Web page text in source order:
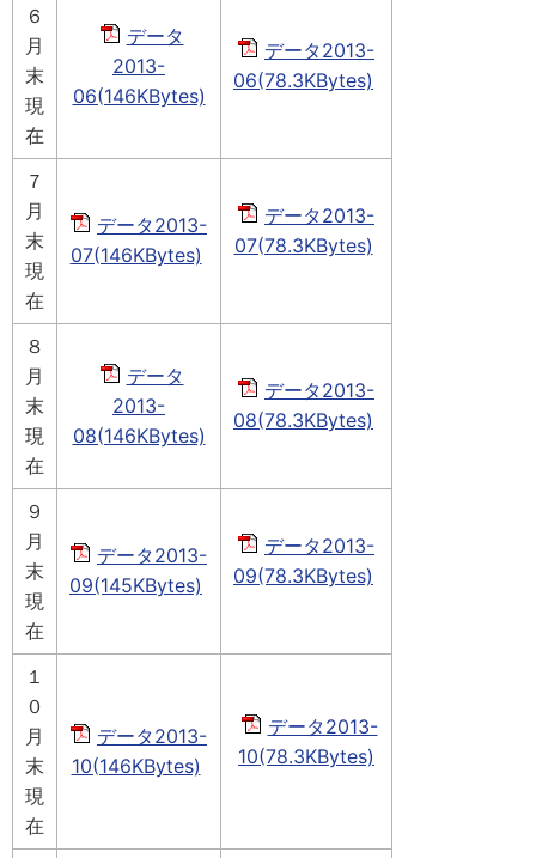
６
月
末
現
在
データ
2013-
06(146KBytes)
データ2013-
06(78.3KBytes)
７
月
末
現
在
データ2013-
07(146KBytes)
データ2013-
07(78.3KBytes)
８
月
末
現
在
データ
2013-
08(146KBytes)
データ2013-
08(78.3KBytes)
９
月
末
現
在
データ2013-
09(145KBytes)
データ2013-
09(78.3KBytes)
１
０
月
末
現
在
データ2013-
10(146KBytes)
データ2013-
10(78.3KBytes)